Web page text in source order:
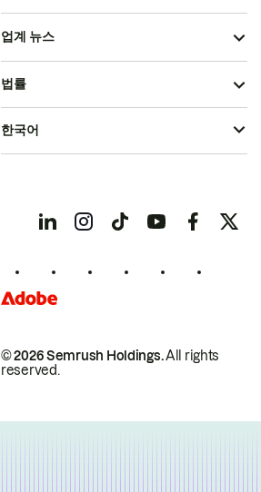
업계 뉴스
© 2026 Semrush Holdings.All rights
reserved.
법률
한국어